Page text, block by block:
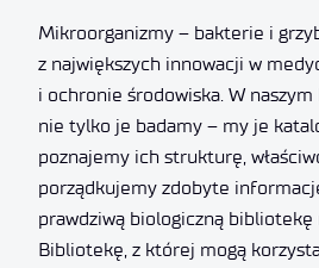
Mikroorganizmy – bakterie i
z największych innowacji w
i ochronie środowiska. W
nie tylko je badamy – my je
poznajemy ich strukturę,
porządkujemy zdobyte
prawdziwą biologiczną bibliotekę
Bibliotekę, z której mogą